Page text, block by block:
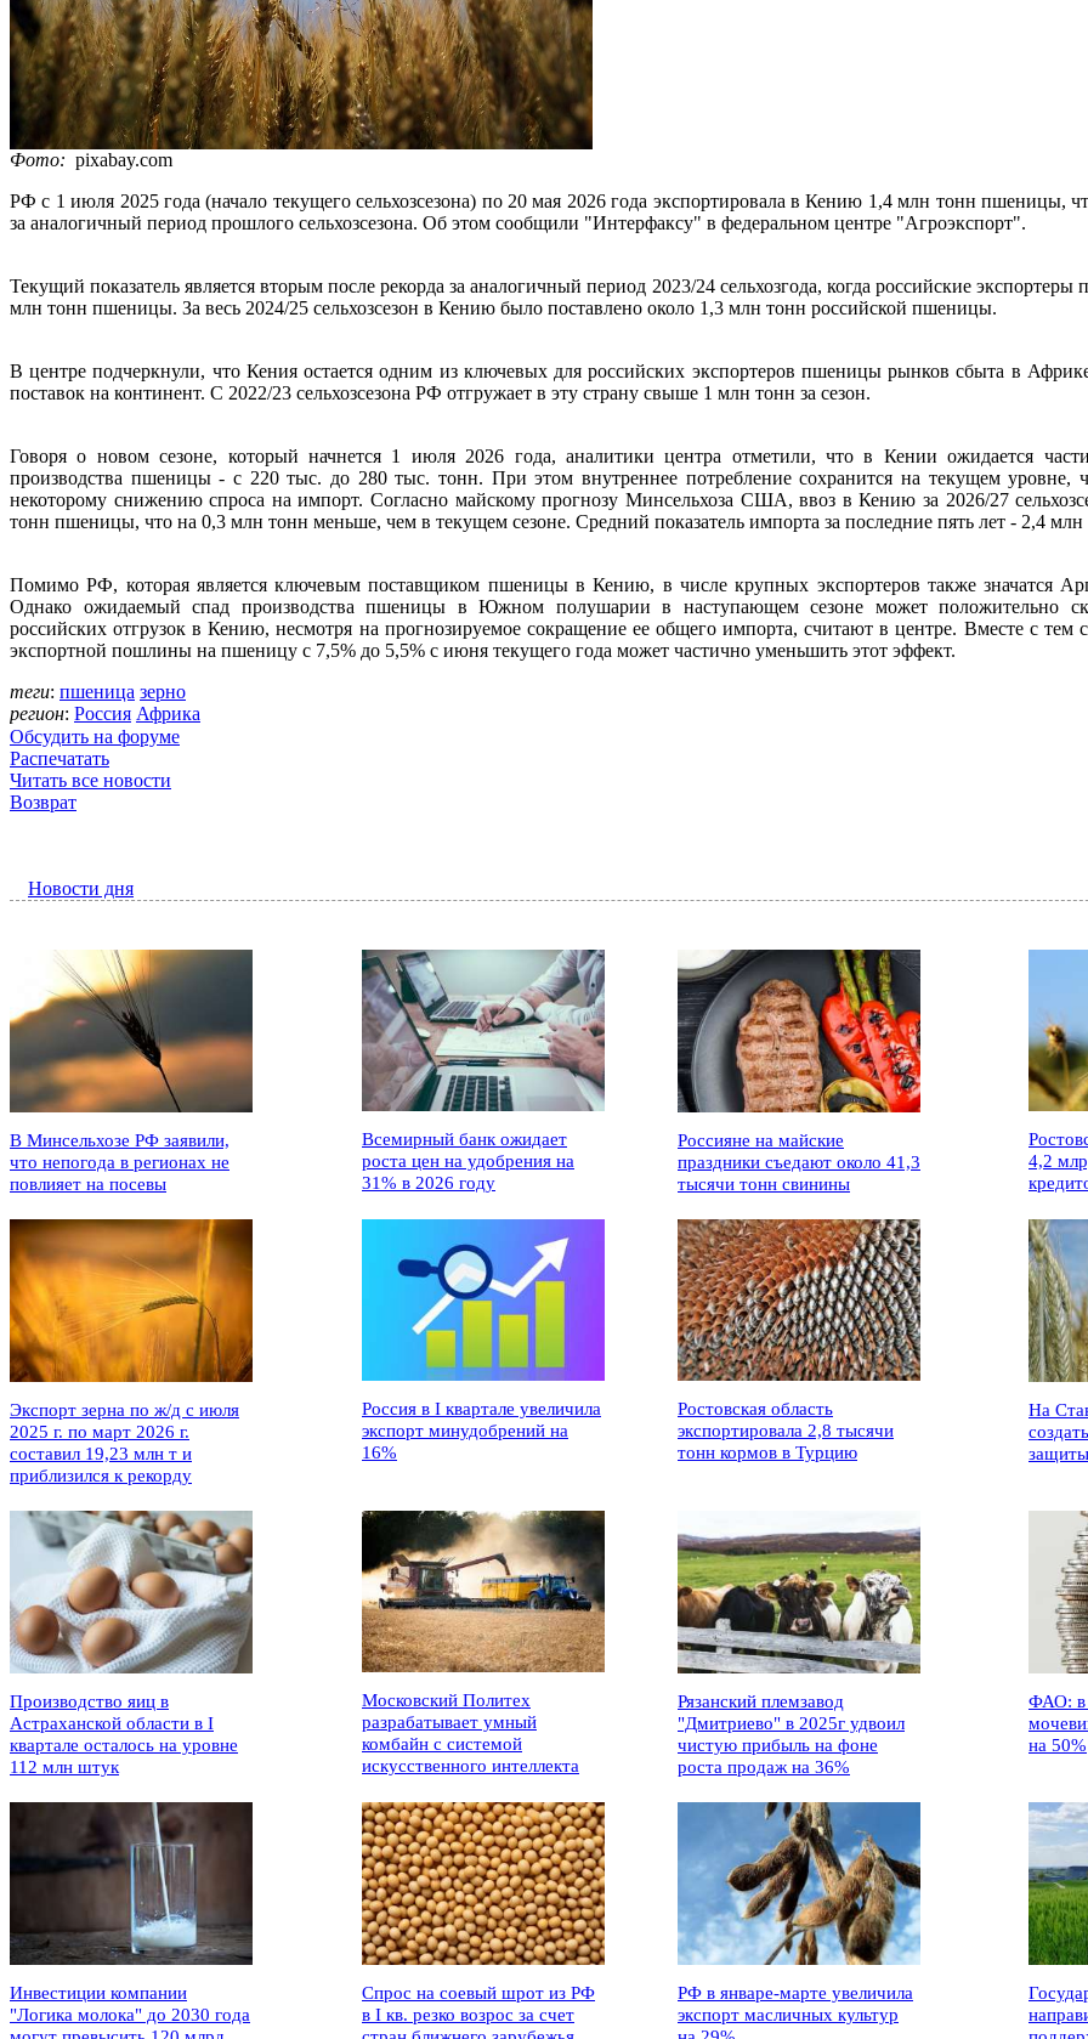
Фото: pixabay.com
РФ с 1 июля 2025 года (начало текущего сельхозсезона) по 20 мая 2026 года экспортировала в Кению 1,4 млн тонн пшеницы,
за аналогичный период прошлого сельхозсезона. Об этом сообщили "Интерфаксу" в федеральном центре "Агроэкспорт".
Текущий показатель является вторым после рекорда за аналогичный период 2023/24 сельхозгода, когда российские
млн тонн пшеницы. За весь 2024/25 сельхозсезон в Кению было поставлено около 1,3 млн тонн российской пшеницы.
В центре подчеркнули, что Кения остается одним из ключевых для российских экспортеров пшеницы рынков сбыта в
поставок на континент. С 2022/23 сельхозсезона РФ отгружает в эту страну свыше 1 млн тонн за сезон.
Говоря о новом сезоне, который начнется 1 июля 2026 года, аналитики центра отметили, что в Кении ожидается
производства пшеницы - с 220 тыс. до 280 тыс. тонн. При этом внутреннее потребление сохранится на текущем уровне,
некоторому снижению спроса на импорт. Согласно майскому прогнозу Минсельхоза США, ввоз в Кению за 2026/27
тонн пшеницы, что на 0,3 млн тонн меньше, чем в текущем сезоне. Средний показатель импорта за последние пять лет - 2,4 млн
Помимо РФ, которая является ключевым поставщиком пшеницы в Кению, в числе крупных экспортеров также значатся
Однако ожидаемый спад производства пшеницы в Южном полушарии в наступающем сезоне может положительно
российских отгрузок в Кению, несмотря на прогнозируемое сокращение ее общего импорта, считают в центре. Вместе с
экспортной пошлины на пшеницу с 7,5% до 5,5% с июня текущего года может частично уменьшить этот эффект.
теги: пшеница зерно
регион: Россия Африка
Обсудить на форуме
Распечатать
Читать все новости
Возврат
Новости дня
В Минсельхозе РФ заявили,
что непогода в регионах не
повлияет на посевы
Всемирный банк ожидает
роста цен на удобрения на
31% в 2026 году
Россияне на майские
праздники съедают около 41,3
тысячи тонн свинины
4,2
Экспорт зерна по ж/д с июля
2025 г. по март 2026 г.
составил 19,23 млн т и
приблизился к рекорду
Россия в I квартале увеличила
экспорт минудобрений на
16%
Ростовская область
экспортировала 2,8 тысячи
тонн кормов в Турцию
На
Производство яиц в
Астраханской области в I
квартале осталось на уровне
112 млн штук
Московский Политех
разрабатывает умный
комбайн с системой
искусственного интеллекта
Рязанский племзавод
"Дмитриево" в 2025г удвоил
чистую прибыль на фоне
роста продаж на 36%
ФАО:
на 50%
Инвестиции компании
"Логика молока" до 2030 года
Спрос на соевый шрот из РФ
в I кв. резко возрос за счет
РФ в январе-марте увеличила
экспорт масличных культур